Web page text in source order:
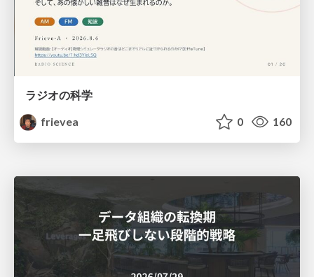
ラジオの科学
frievea
0 160